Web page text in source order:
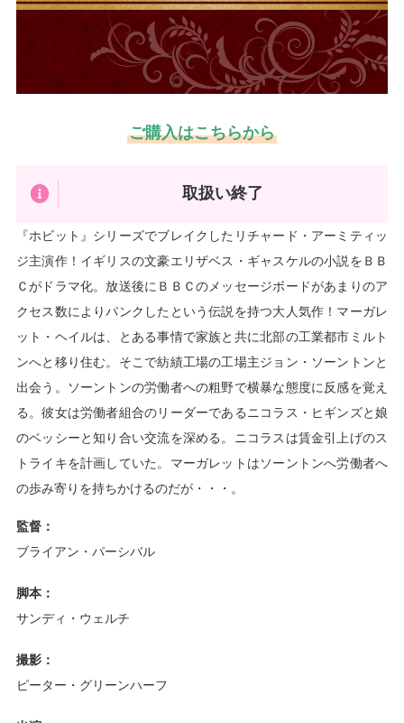
ご購入はこちらから
取扱い終了
『ホビット』シリーズでブレイクしたリチャード・アーミティッ
ジ主演作！イギリスの文豪エリザベス・ギャスケルの小説をＢＢ
Ｃがドラマ化。放送後にＢＢＣのメッセージボードがあまりのア
クセス数によりパンクしたという伝説を持つ大人気作！マーガレ
ット・ヘイルは、とある事情で家族と共に北部の工業都市ミルト
ンへと移り住む。そこで紡績工場の工場主ジョン・ソーントンと
出会う。ソーントンの労働者への粗野で横暴な態度に反感を覚え
る。彼女は労働者組合のリーダーであるニコラス・ヒギンズと娘
のベッシーと知り合い交流を深める。ニコラスは賃金引上げのス
トライキを計画していた。マーガレットはソーントンへ労働者へ
の歩み寄りを持ちかけるのだが・・・。
監督：
ブライアン・パーシバル
脚本：
サンディ・ウェルチ
撮影：
ピーター・グリーンハーフ